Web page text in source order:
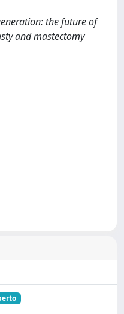
the future of
and mastectomy